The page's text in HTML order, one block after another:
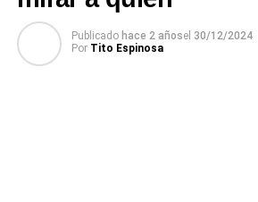
Publicado hace 2 añosel 30/12/2024
Por Tito Espinosa